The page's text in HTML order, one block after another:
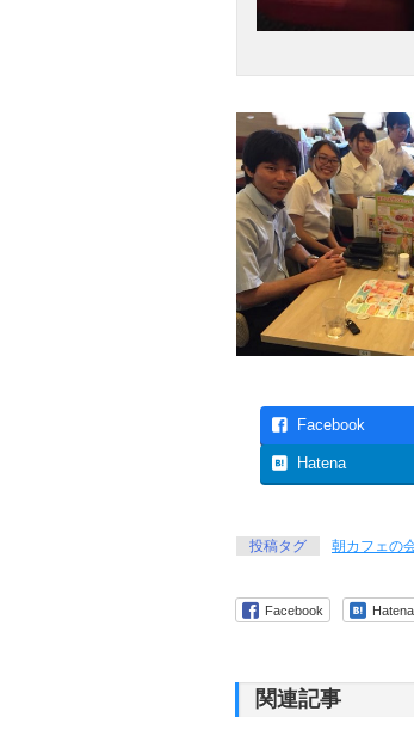
Facebook
Hatena
投稿タグ 朝カフェの
Facebook Hatena
関連記事